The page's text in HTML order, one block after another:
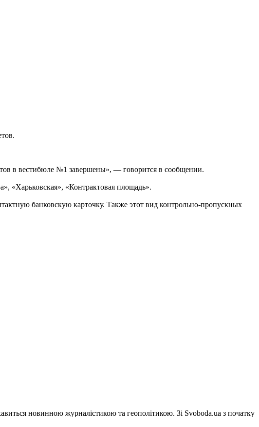
в вестибюле №1 завершены», — говорится в сообщении.
«Харьковская», «Контрактовая площадь».
банковскую карточку. Также этот вид контрольно-пропускных
новинною журналістикою та геополітикою. Зі Svoboda.ua з початку